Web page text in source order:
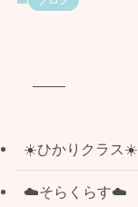
☀️ひかりクラス☀️
☁️そらくらす☁️